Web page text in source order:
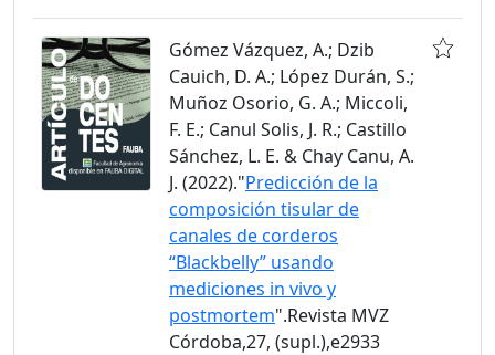
Gómez Vázquez, A.; Dzib
Cauich, D. A.; López Durán, S.;
Muñoz Osorio, G. A.; Miccoli,
F. E.; Canul Solis, J. R.; Castillo
Sánchez, L. E. & Chay Canu, A.
J. (2022)."Predicción de la
composición tisular de
canales de corderos
“Blackbelly” usando
mediciones in vivo y
postmortem".Revista MVZ
Córdoba,27, (supl.),e2933